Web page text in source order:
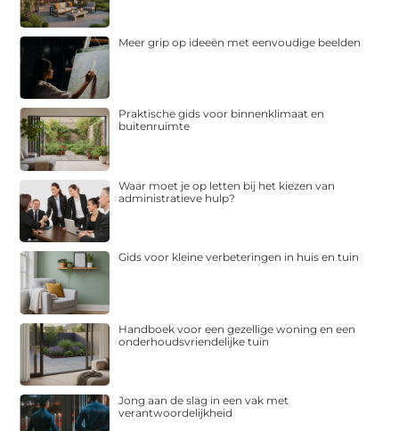
Meer grip op ideeën met eenvoudige beelden
Praktische gids voor binnenklimaat en
buitenruimte
Waar moet je op letten bij het kiezen van
administratieve hulp?
Gids voor kleine verbeteringen in huis en tuin
Handboek voor een gezellige woning en een
onderhoudsvriendelijke tuin
Jong aan de slag in een vak met
verantwoordelijkheid